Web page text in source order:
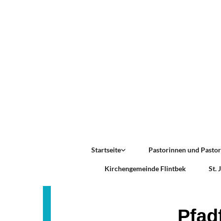
Startseite Pastorinnen und
Kirchengemeinde Flintbek St.